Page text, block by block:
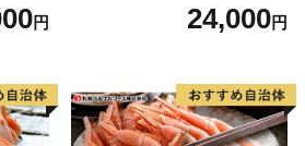
円 24,000円